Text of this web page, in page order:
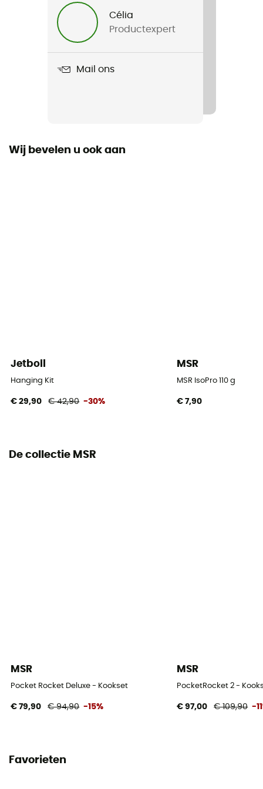
WindBurner Stock Pot
Type brandstof
Célia
Productexpert
Mail ons
Wij bevelen u ook aan
Jetboil
Hanging Kit
€ 29,90 € 42,90 -30%
MSR
MSR IsoPro 110 g
€ 7,90
De collectie MSR
MSR
Pocket Rocket Deluxe - Kookset
€ 79,90 € 94,90 -15%
MSR
PocketRocket 2 -
€ 97,00 € 109,90 -
Favorieten